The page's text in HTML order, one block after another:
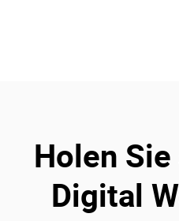
Holen
Digital